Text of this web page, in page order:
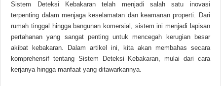
Sistem Deteksi Kebakaran telah menjadi salah satu inovasi
terpenting dalam menjaga keselamatan dan keamanan properti. Dari
rumah tinggal hingga bangunan komersial, sistem ini menjadi lapisan
pertahanan yang sangat penting untuk mencegah kerugian besar
akibat kebakaran. Dalam artikel ini, kita akan membahas secara
komprehensif tentang Sistem Deteksi Kebakaran, mulai dari cara
kerjanya hingga manfaat yang ditawarkannya.